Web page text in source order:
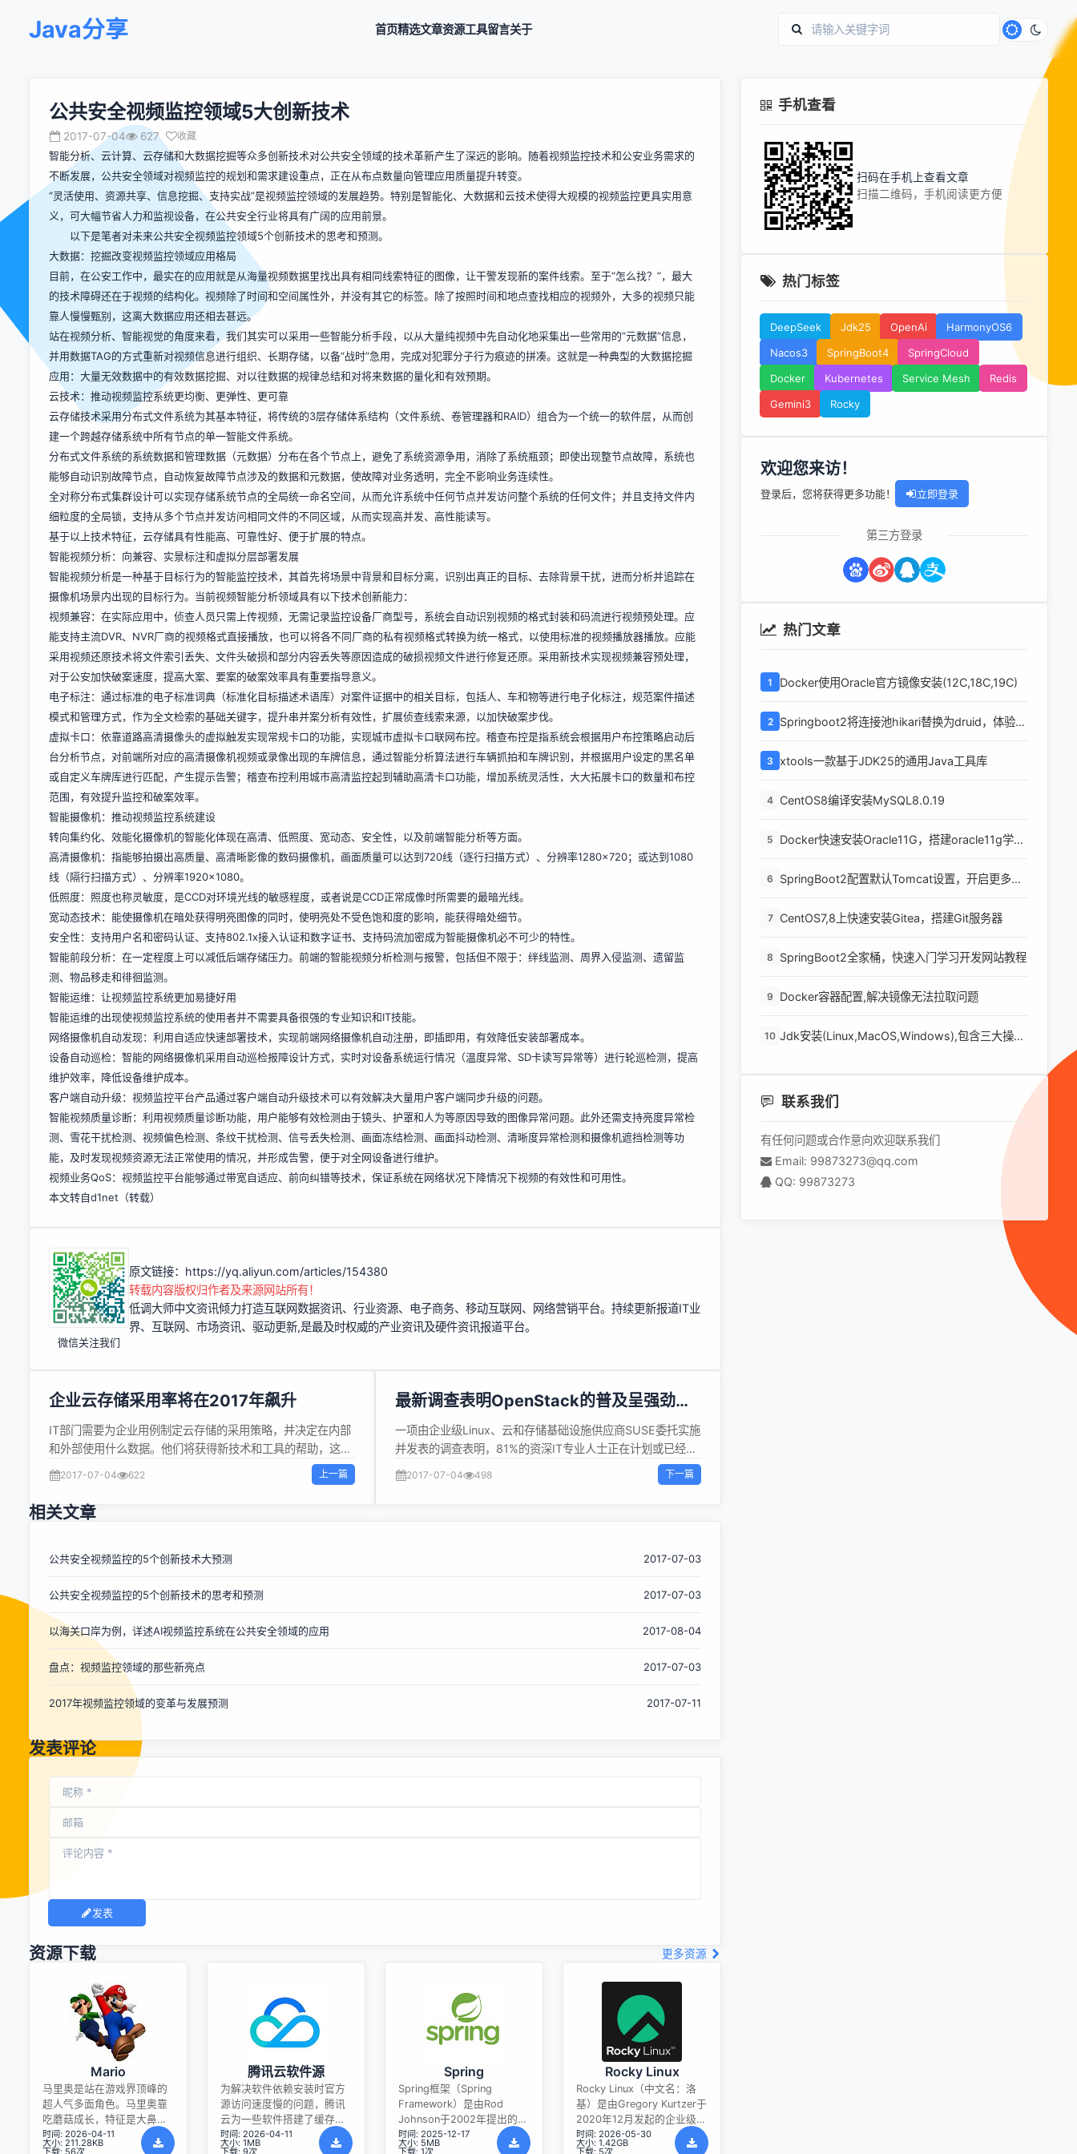
Java分享 首页精选文章资源工具留言关于
公共安全视频监控领域5大创新技术
2017-07-04 627 收藏
智能分析、云计算、云存储和大数据挖掘等众多创新技术对公共安全领域的技术革新产生了深远的影响。随着视频监控技术和公安业务需求的
不断发展，公共安全领域对视频监控的规划和需求建设重点，正在从布点数量向管理应用质量提升转变。
“灵活使用、资源共享、信息挖掘、支持实战”是视频监控领域的发展趋势。特别是智能化、大数据和云技术使得大规模的视频监控更具实用意
义，可大幅节省人力和监视设备，在公共安全行业将具有广阔的应用前景。
以下是笔者对未来公共安全视频监控领域5个创新技术的思考和预测。
大数据：挖掘改变视频监控领域应用格局
目前，在公安工作中，最实在的应用就是从海量视频数据里找出具有相同线索特征的图像，让干警发现新的案件线索。至于“怎么找？”，最大
的技术障碍还在于视频的结构化。视频除了时间和空间属性外，并没有其它的标签。除了按照时间和地点查找相应的视频外，大多的视频只能
靠人慢慢甄别，这离大数据应用还相去甚远。
站在视频分析、智能视觉的角度来看，我们其实可以采用一些智能分析手段，以从大量纯视频中先自动化地采集出一些常用的“元数据”信息，
并用数据TAG的方式重新对视频信息进行组织、长期存储，以备“战时”急用，完成对犯罪分子行为痕迹的拼凑。这就是一种典型的大数据挖掘
应用：大量无效数据中的有效数据挖掘、对以往数据的规律总结和对将来数据的量化和有效预期。
云技术：推动视频监控系统更均衡、更弹性、更可靠
云存储技术采用分布式文件系统为其基本特征，将传统的3层存储体系结构（文件系统、卷管理器和RAID）组合为一个统一的软件层，从而创
建一个跨越存储系统中所有节点的单一智能文件系统。
分布式文件系统的系统数据和管理数据（元数据）分布在各个节点上，避免了系统资源争用，消除了系统瓶颈；即使出现整节点故障，系统也
能够自动识别故障节点，自动恢复故障节点涉及的数据和元数据，使故障对业务透明，完全不影响业务连续性。
全对称分布式集群设计可以实现存储系统节点的全局统一命名空间，从而允许系统中任何节点并发访问整个系统的任何文件；并且支持文件内
细粒度的全局锁，支持从多个节点并发访问相同文件的不同区域，从而实现高并发、高性能读写。
基于以上技术特征，云存储具有性能高、可靠性好、便于扩展的特点。
智能视频分析：向兼容、实景标注和虚拟分层部署发展
智能视频分析是一种基于目标行为的智能监控技术，其首先将场景中背景和目标分离，识别出真正的目标、去除背景干扰，进而分析并追踪在
摄像机场景内出现的目标行为。当前视频智能分析领域具有以下技术创新能力：
视频兼容：在实际应用中，侦查人员只需上传视频，无需记录监控设备厂商型号，系统会自动识别视频的格式封装和码流进行视频预处理。应
能支持主流DVR、NVR厂商的视频格式直接播放，也可以将各不同厂商的私有视频格式转换为统一格式，以使用标准的视频播放器播放。应能
采用视频还原技术将文件索引丢失、文件头破损和部分内容丢失等原因造成的破损视频文件进行修复还原。采用新技术实现视频兼容预处理，
对于公安加快破案速度，提高大案、要案的破案效率具有重要指导意义。
电子标注：通过标准的电子标准词典（标准化目标描述术语库）对案件证据中的相关目标，包括人、车和物等进行电子化标注，规范案件描述
模式和管理方式，作为全文检索的基础关键字，提升串并案分析有效性，扩展侦查线索来源，以加快破案步伐。
虚拟卡口：依靠道路高清摄像头的虚拟触发实现常规卡口的功能，实现城市虚拟卡口联网布控。稽查布控是指系统会根据用户布控策略启动后
台分析节点，对前端所对应的高清摄像机视频或录像出现的车牌信息，通过智能分析算法进行车辆抓拍和车牌识别，并根据用户设定的黑名单
或自定义车牌库进行匹配，产生提示告警；稽查布控利用城市高清监控起到辅助高清卡口功能，增加系统灵活性，大大拓展卡口的数量和布控
范围，有效提升监控和破案效率。
智能摄像机：推动视频监控系统建设
转向集约化、效能化摄像机的智能化体现在高清、低照度、宽动态、安全性，以及前端智能分析等方面。
高清摄像机：指能够拍摄出高质量、高清晰影像的数码摄像机，画面质量可以达到720线（逐行扫描方式）、分辨率1280×720；或达到1080
线（隔行扫描方式）、分辨率1920×1080。
低照度：照度也称灵敏度，是CCD对环境光线的敏感程度，或者说是CCD正常成像时所需要的最暗光线。
宽动态技术：能使摄像机在暗处获得明亮图像的同时，使明亮处不受色饱和度的影响，能获得暗处细节。
安全性：支持用户名和密码认证、支持802.1x接入认证和数字证书、支持码流加密成为智能摄像机必不可少的特性。
智能前段分析：在一定程度上可以减低后端存储压力。前端的智能视频分析检测与报警，包括但不限于：绊线监测、周界入侵监测、遗留监
测、物品移走和徘徊监测。
智能运维：让视频监控系统更加易捷好用
智能运维的出现使视频监控系统的使用者并不需要具备很强的专业知识和IT技能。
网络摄像机自动发现：利用自适应快速部署技术，实现前端网络摄像机自动注册，即插即用，有效降低安装部署成本。
设备自动巡检：智能的网络摄像机采用自动巡检报障设计方式，实时对设备系统运行情况（温度异常、SD卡读写异常等）进行轮巡检测，提高
维护效率，降低设备维护成本。
客户端自动升级：视频监控平台产品通过客户端自动升级技术可以有效解决大量用户客户端同步升级的问题。
智能视频质量诊断：利用视频质量诊断功能，用户能够有效检测由于镜头、护罩和人为等原因导致的图像异常问题。此外还需支持亮度异常检
测、雪花干扰检测、视频偏色检测、条纹干扰检测、信号丢失检测、画面冻结检测、画面抖动检测、清晰度异常检测和摄像机遮挡检测等功
能，及时发现视频资源无法正常使用的情况，并形成告警，便于对全网设备进行维护。
视频业务QoS：视频监控平台能够通过带宽自适应、前向纠错等技术，保证系统在网络状况下降情况下视频的有效性和可用性。
本文转自d1net（转载）
微信关注我们
原文链接： https://yq.aliyun.com/articles/154380
转载内容版权归作者及来源网站所有！
低调大师中文资讯倾力打造互联网数据资讯、行业资源、电子商务、移动互联网、网络营销平台。持续更新报道IT业
界、互联网、市场资讯、驱动更新,是最及时权威的产业资讯及硬件资讯报道平台。
企业云存储采用率将在2017年飙升
IT部门需要为企业用例制定云存储的采用策略，并决定在内部
和外部使用什么数据。他们将获得新技术和工具的帮助，这些
新技术和工具是跨现场和异地环境的最佳数据放置和管理软
件。 以下是来自领先存储技术专家的预测，我们将在2017年
及以后看到云存储。 企业云存储预测 Hitachi Data Systems
公司的CTO Hu Yoshida：大部分存储将最终迁移到云端。这
公司大多数都在云端，如Airbnb和Uber。他们改变了商业模
们在过去10年中看到的技术爆炸以及我们在IT方面获得的效率
并没有转化为产品和服务交付方面的生产力提高。尽管我们拥
有所有这些技术，但生产力已经下降。主要原因是我们没有以
新的方式使用这些技术。一家银行向我展示了他们的新移动贷
款应用程序，但它仍需要三个星期才能交付或批准贷款。这不
再只是关于技术。它更多地涉及到如何改变业务流程，以及如
何使人们更快地进行创新。 向云端转移的速度将会加快，购买
同，我们将以结果为基础购买服务...
2017-07-04 622 上一篇
最新调查表明OpenStack的普及呈强劲势
头，但复杂性依然存在
一项由企业级Linux、云和存储基础设施供应商SUSE委托实施
并发表的调查表明，81%的资深IT专业人士正在计划或已经迁
移到OpenStack私有云。多数受访者也非常关心安装是否困
难，是否会发生供应商锁定以及市场中是否缺乏 OpenStack
的。作为企业级OpenStack原创发行版供应商，SUSE推出了
案，在这方面开辟出了一条具有示范性的道路。我们与
培训和支持方面达到了独一无二的水平，能够在帮助企业充分
示了在迁移到私有云的过程中大型公司的喜好、采用程度和挑
90%的大型公司反映他们已经在业务中实施了至少一个私有
2017-07-04 498 下一篇
相关文章
公共安全视频监控的5个创新技术大预测 2017-07-03
公共安全视频监控的5个创新技术的思考和预测 2017-07-03
以海关口岸为例，详述AI视频监控系统在公共安全领域的应用 2017-08-04
盘点：视频监控领域的那些新亮点 2017-07-03
2017年视频监控领域的变革与发展预测 2017-07-11
发表评论
发表
资源下载 更多资源
Mario
马里奥是站在游戏界顶峰的
超人气多面角色。马里奥靠
吃蘑菇成长，特征是大鼻
子、头戴帽子、身穿背带
裤，还留着胡子。与他的双
时间: 2026-04-11
大小: 211.28KB
下载: 56次
腾讯云软件源
为解决软件依赖安装时官方
源访问速度慢的问题，腾讯
云为一些软件搭建了缓存服
务。您可以通过使用腾讯云
软件源站来提升依赖包的安
时间: 2026-04-11
大小: 1MB
下载: 9次
Spring
Spring框架（Spring
Framework）是由Rod
Johnson于2002年提出的开
源Java企业级应用框架，旨
在通过使用JavaBean替代传
时间: 2025-12-17
大小: 5MB
下载: 1次
Rocky Linux
Rocky Linux（中文名：洛
基）是由Gregory Kurtzer于
2020年12月发起的企业级
Linux发行版，作为CentOS
稳定版停止维护后与
时间: 2026-05-30
大小: 1.42GB
下载: 5次
手机查看
扫码在手机上查看文章
扫描二维码，手机阅读更方便
热门标签
DeepSeek Jdk25 OpenAi
HarmonyOS6
Nacos3
SpringBoot4
SpringCloud
Docker
Kubernetes Service Mesh
Redis
Gemini3
Rocky
欢迎您来访！
登录后，您将获得更多功能！ 立即登录
第三方登录
热门文章
1 Docker使用Oracle官方镜像安装(12C,18C,19C)
2
Springboot2将连接池hikari替换为druid，体验最
3 xtools一款基于JDK25的通用Java工具库
4 CentOS8编译安装MySQL8.0.19
5
Docker快速安装Oracle11G，搭建oracle11g学习
6
SpringBoot2配置默认Tomcat设置，开启更多高
7 CentOS7,8上快速安装Gitea，搭建Git服务器
8 SpringBoot2全家桶，快速入门学习开发网站教程
9 Docker容器配置,解决镜像无法拉取问题
10 Jdk安装(Linux,MacOS,Windows),包含三大操作
联系我们
有任何问题或合作意向欢迎联系我们
Email: 99873273@qq.com
QQ: 99873273